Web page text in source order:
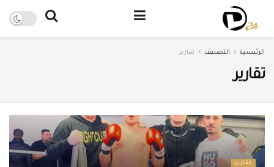
الرئيسية التصنيف تقارير
تقارير
تقارير